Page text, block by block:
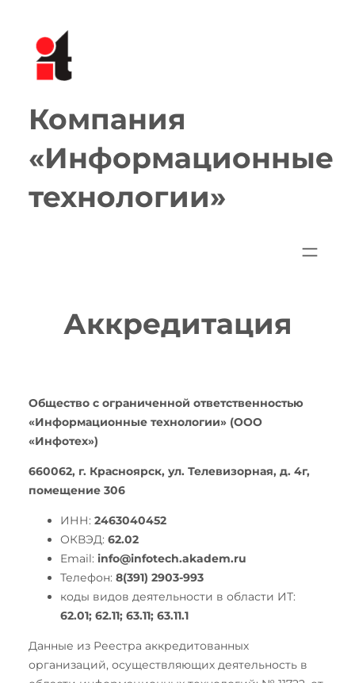
содержимому
Компания
«Информационные
технологии»
Аккредитация
Общество с ограниченной ответственностью
«Информационные технологии» (ООО
«Инфотех»)
660062, г. Красноярск, ул. Телевизорная, д. 4г,
помещение 306
ИНН: 2463040452
ОКВЭД: 62.02
Email: info@infotech.akadem.ru
Телефон: 8(391) 2903-993
коды видов деятельности в области ИТ:
62.01; 62.11; 63.11; 63.11.1
Данные из Реестра аккредитованных
организаций, осуществляющих деятельность в